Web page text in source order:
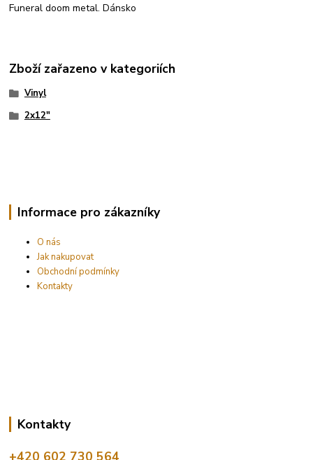
Funeral doom metal. Dánsko
Zboží zařazeno v kategoriích
Vinyl
2x12"
Informace pro zákazníky
O nás
Jak nakupovat
Obchodní podmínky
Kontakty
Kontakty
+420 602 730 564